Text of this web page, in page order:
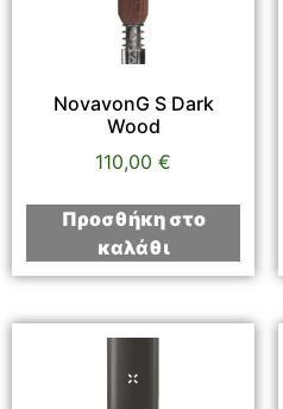
NovavonG S Dark
Wood
110,00 €
Προσθήκη στο
καλάθι